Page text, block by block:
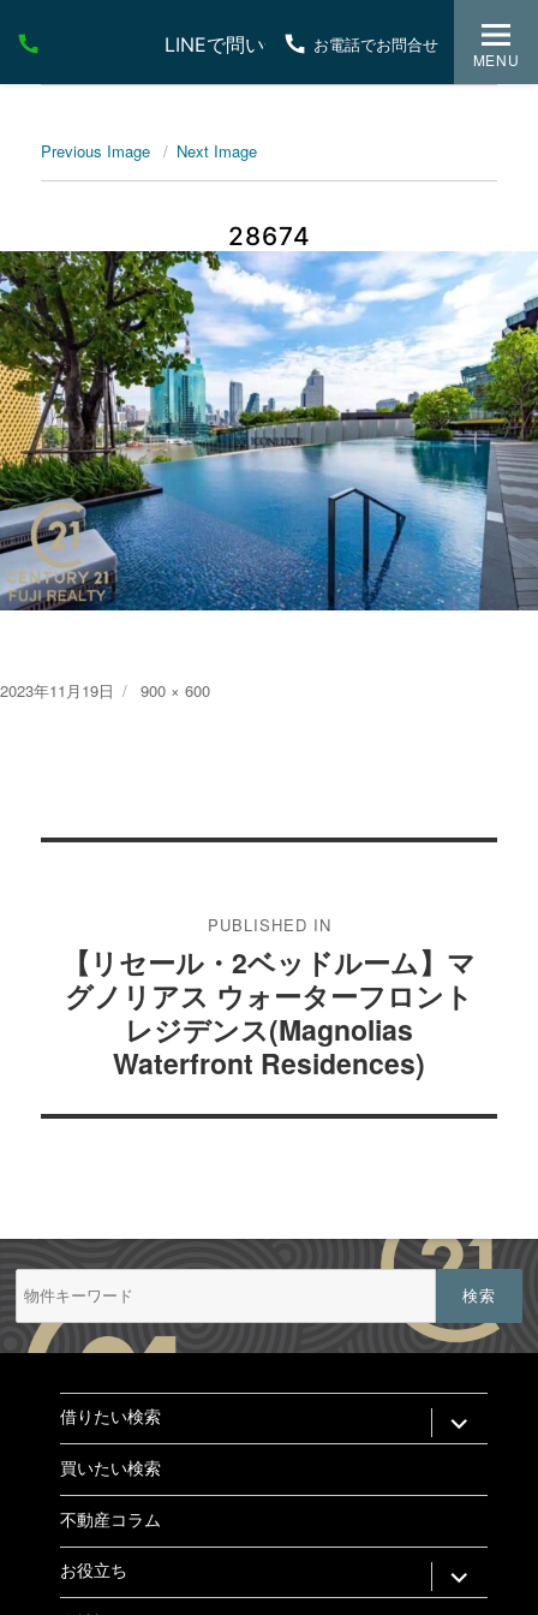
MENU
Previous Image Next Image
28674
Posted
2023年11月19日
Full
900 × 600
ナ
ビ
シ
PUBLISHED IN
【リセール・2ベッドルーム】マ
グノリアス ウォーターフロント
レジデンス(Magnolias
Waterfront Residences)
LINEで問い合わせ
検
索:
借りたい検索 expand
child
買いたい検索
不動産コラム
お役立ち expand
child
menu
お電話でお問合せ